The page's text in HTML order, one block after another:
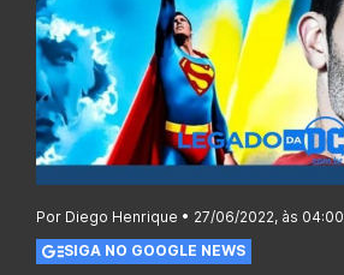
Por Diego Henrique • 27/06/2022, às 04:00
SIGA NO GOOGLE NEWS